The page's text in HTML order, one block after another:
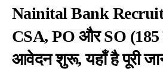
Nainital Bank
CSA, PO और SO (185
आवेदन शुरू, यहाँ है पूरी